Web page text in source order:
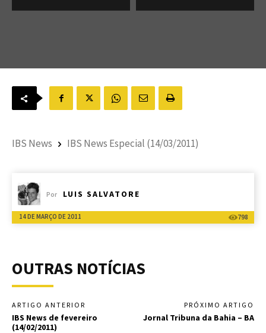
IBS News IBS News Especial (14/03/2011)
Por LUIS SALVATORE
14 DE MARÇO DE 2011 798
OUTRAS NOTÍCIAS
ARTIGO ANTERIOR
IBS News de fevereiro
(14/02/2011)
PRÓXIMO ARTIGO
Jornal Tribuna da Bahia – BA